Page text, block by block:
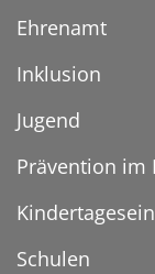
Ehrenamt
Inklusion
Jugend
Prävention im
Schulen